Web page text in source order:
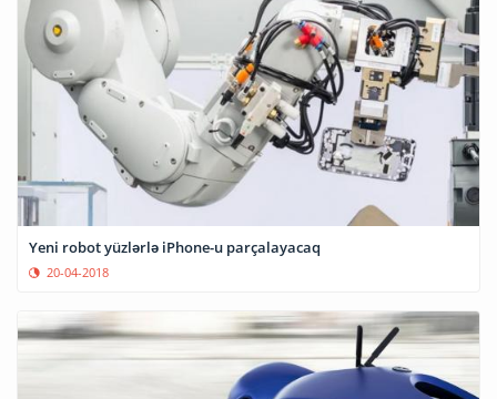
Yeni robot yüzlərlə iPhone-u parçalayacaq
20-04-2018